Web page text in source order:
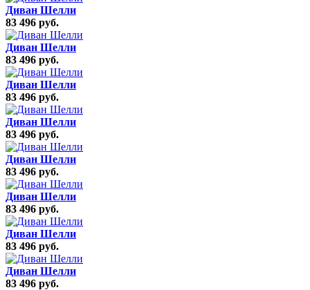
Диван Шелли
83 496 руб.
Диван Шелли
83 496 руб.
Диван Шелли
83 496 руб.
Диван Шелли
83 496 руб.
Диван Шелли
83 496 руб.
Диван Шелли
83 496 руб.
Диван Шелли
83 496 руб.
Диван Шелли
83 496 руб.